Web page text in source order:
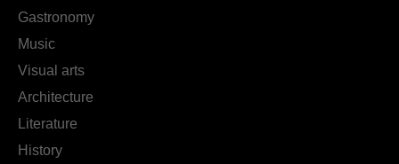
Gastronomy
Music
Visual arts
Architecture
Literature
History